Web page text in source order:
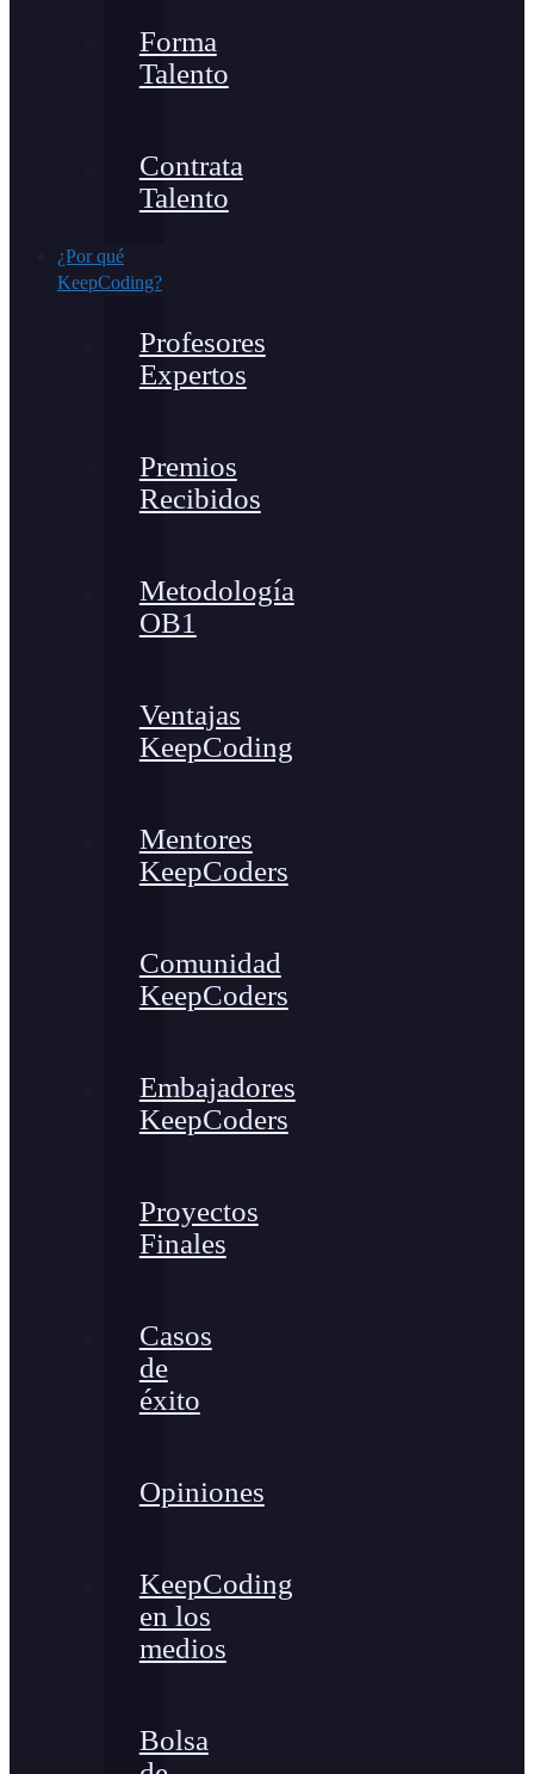
Forma
Talento
Contrata
Talento
¿Por qué
KeepCoding?
Profesores
Expertos
Premios
Recibidos
Metodología
OB1
Ventajas
KeepCoding
Mentores
KeepCoders
Comunidad
KeepCoders
Embajadores
KeepCoders
Proyectos
Finales
Casos
de
éxito
Opiniones
KeepCoding
en los
medios
Bolsa